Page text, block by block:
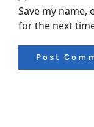
Save my name,
for the next